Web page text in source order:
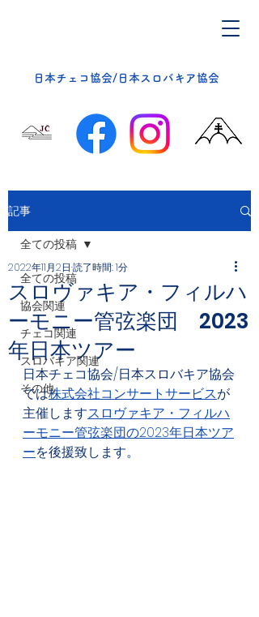
​日本チェコ協会/日本スロバキア協会
記事
全ての投稿
協会関連
チェコ関連
スロバキア関連
その他
全ての投稿
スロヴァキア・フィルハ
ーモニー管弦楽団 2023
年日本ツアー
2022年11月2日 読了時間: 1分
日本チェコ協会/日本スロバキア協会
では株式会社コンサートサービスが
主催しますスロヴァキア・フィルハ
ーモニー管弦楽団の2023年日本ツア
ーを後援致します。